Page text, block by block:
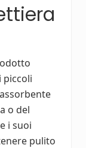
piccoli
o del
i suoi
pulito